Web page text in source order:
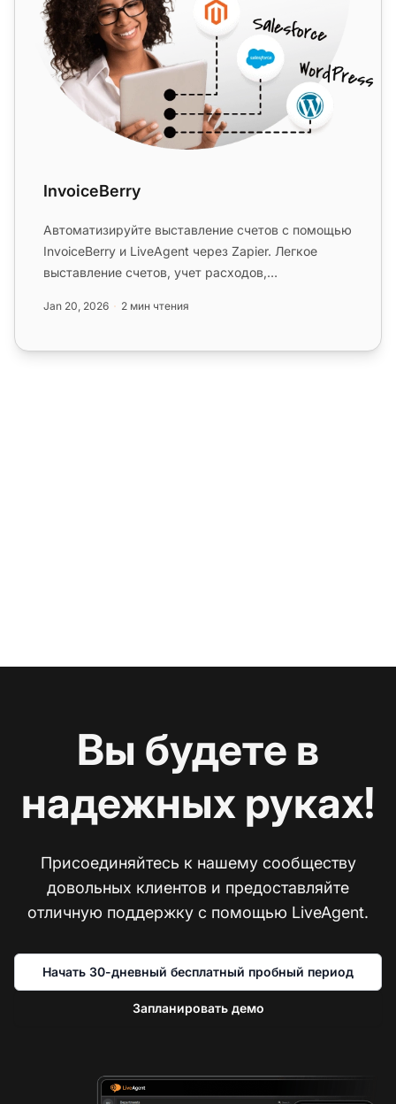
InvoiceBerry
Автоматизируйте выставление счетов с помощью
InvoiceBerry и LiveAgent через Zapier. Легкое
выставление счетов, учет расходов,
Jan 20, 2026 2 мин чтения
Вы будете в
надежных руках!
Присоединяйтесь к нашему сообществу
довольных клиентов и предоставляйте
отличную поддержку с помощью LiveAgent.
Начать 30-дневный бесплатный пробный период
Запланировать демо